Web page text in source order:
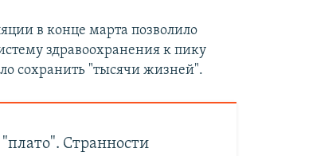
в конце марта позволило
здравоохранения к пику
сохранить "тысячи жизней".
Странности